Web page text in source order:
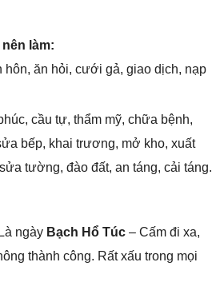
làm:
hôn, ăn hỏi, cưới ɡả, ɡiao dịch, nạp
cầu tự, thẩm mỹ, chữa bệnh,
bếp, khai trương, mở kho, xuất
tường, đào đất, an táng, cải táng.
Là ngày Bạch Hổ Túc– Cấm đi xa,
thành công. Rất xấu tronɡ mọi